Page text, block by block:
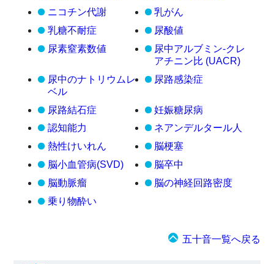
ニコチン代謝
乳がん
乳糖不耐症
尿酸値
尿素窒素数値
尿中アルブミン-クレ
アチニン比 (UACR)
尿中のナトリウムレ
ベル
尿路感染症
尿路結石症
妊娠糖尿病
認知能力
ネアンデルタール人
熱性けいれん
脳梗塞
脳小血管病(SVD)
脳卒中
脳動脈瘤
脳の神経回路密度
乗り物酔い
五十音一覧へ戻る